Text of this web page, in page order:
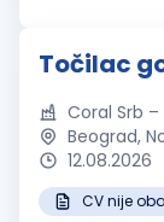
Točilac
Coral Srb
Beograd,
12.08.2026
CV nije